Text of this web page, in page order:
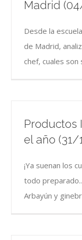
Madrid
Desde la
de Madrid,
chef, cuales son
Productos
el año (31/
¡Ya suenan los
todo
Arbayún y